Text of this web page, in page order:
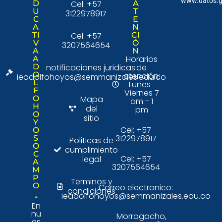
D
U
C
A
TI
V
A
A
D
O
L
F
O
H
O
Y
O
S
O
C
A
M
P
O
En
nu
Cel: +57
3122978917
Cel: +57
3207564654
notificaciones juridicas:
ieadolfohoyos@semmanizales.edu.co
Mapa
del
sitio
Politicas de
cumplimiento
legal
Terminos y
condiciones
A
T
E
N
CI
Ó
N
Horarios
de
atención:
Lunes-
Viernes 7
am - 1
pm
Cel: +57
3122978917
Cel: +57
3207564654
Correo electronico:
ieadolfohoyos@semmanizales.edu.co
Morrogacho,